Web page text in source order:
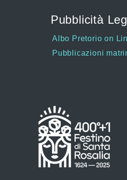
Pubblicità
Albo Pretorio on
Pubblicazioni